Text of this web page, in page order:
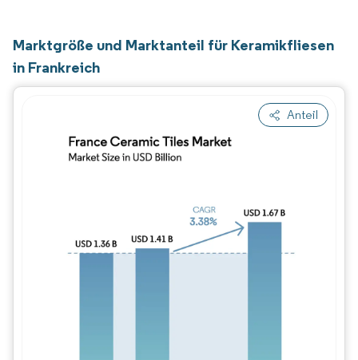
Marktgröße und Marktanteil für Keramikfliesen
in Frankreich
Anteil